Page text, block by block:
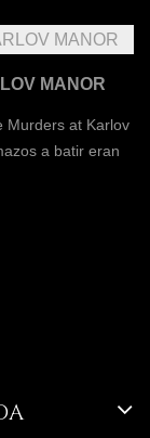
MANOR
Murders at Karlov
a batir eran